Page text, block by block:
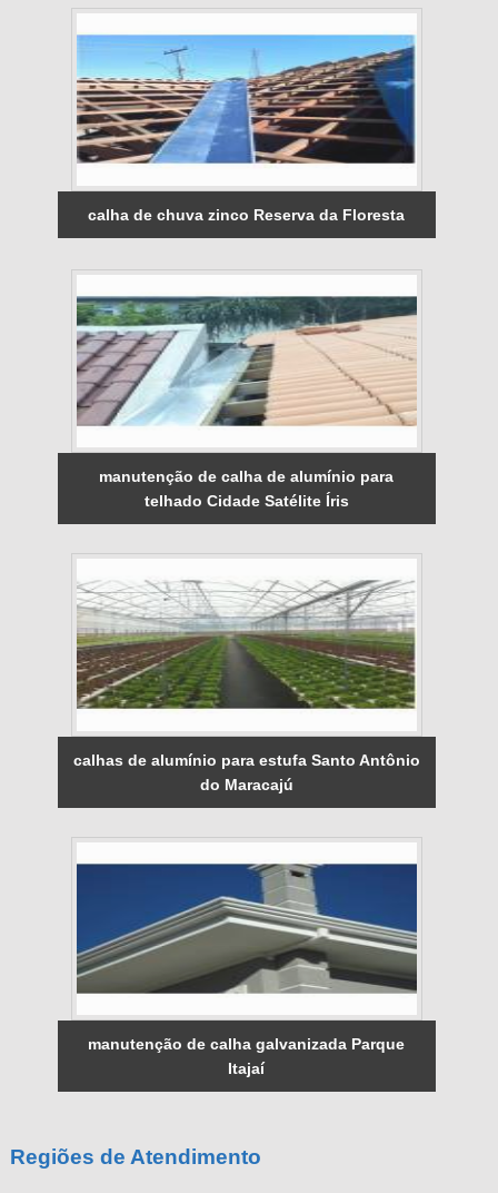
calha de chuva zinco Reserva da Floresta
manutenção de calha de alumínio para
telhado Cidade Satélite Íris
calhas de alumínio para estufa Santo Antônio
do Maracajú
manutenção de calha galvanizada Parque
Itajaí
Regiões de Atendimento